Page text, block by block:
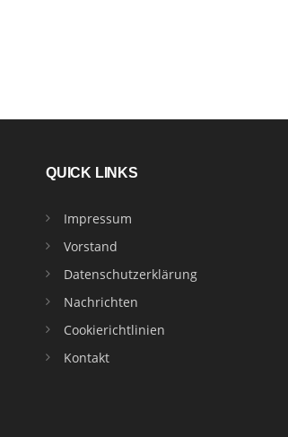
QUICK LINKS
Impressum
Vorstand
Datenschutzerklärung
Nachrichten
Cookierichtlinien
Kontakt